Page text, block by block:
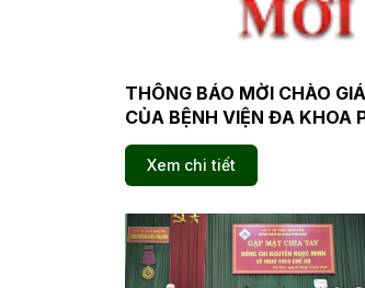
THÔNG BÁO MỜI CHÀO
CỦA BỆNH VIỆN ĐA KHOA
Xem chi tiết